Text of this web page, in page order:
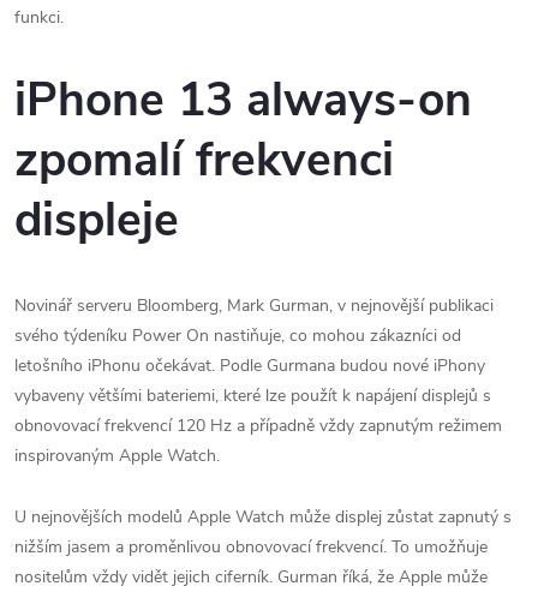
funkci.
iPhone 13 always-on
zpomalí frekvenci
displeje
Novinář serveru Bloomberg, Mark Gurman, v nejnovější publikaci
svého týdeníku Power On nastiňuje, co mohou zákazníci od
letošního iPhonu očekávat. Podle Gurmana budou nové iPhony
vybaveny většími bateriemi, které lze použít k napájení displejů s
obnovovací frekvencí 120 Hz a případně vždy zapnutým režimem
inspirovaným Apple Watch.
U nejnovějších modelů Apple Watch může displej zůstat zapnutý s
nižším jasem a proměnlivou obnovovací frekvencí. To umožňuje
nositelům vždy vidět jejich ciferník. Gurman říká, že Apple může